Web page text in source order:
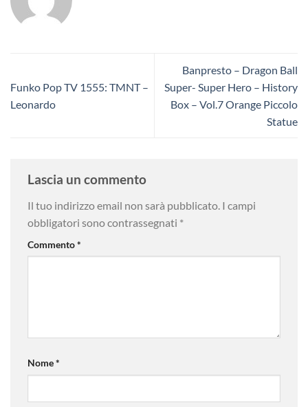
Funko Pop TV 1555: TMNT –
Leonardo
Banpresto – Dragon Ball
Super- Super Hero – History
Box – Vol.7 Orange Piccolo
Statue
Lascia un commento
Il tuo indirizzo email non sarà pubblicato. I campi
obbligatori sono contrassegnati *
Commento*
Nome*